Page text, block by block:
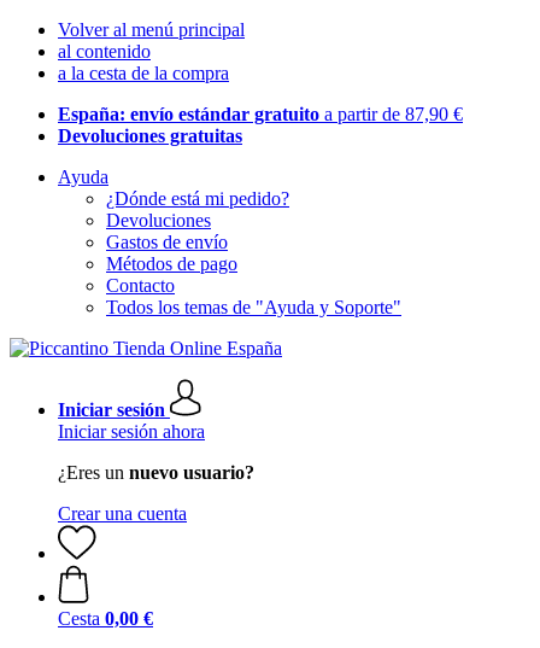
Volver al menú principal
al contenido
a la cesta de la compra
España: envío estándar gratuito a partir de 87,90 €
Devoluciones gratuitas
Ayuda
¿Dónde está mi pedido?
Devoluciones
Gastos de envío
Métodos de pago
Contacto
Todos los temas de "Ayuda y Soporte"
Iniciar sesión
Iniciar sesión ahora
¿Eres un nuevo usuario?
Crear una cuenta
Cesta 0,00 €